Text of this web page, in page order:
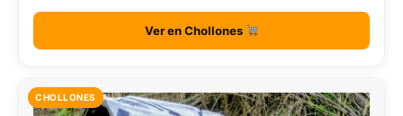
Ver en Chollones
CHOLLONES